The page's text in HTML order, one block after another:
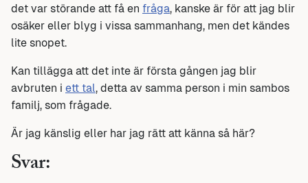
det var störande att få en fråga, kanske är för att jag blir
osäker eller blyg i vissa sammanhang, men det kändes
lite snopet.
Kan tillägga att det inte är första gången jag blir
avbruten i ett tal, detta av samma person i min sambos
familj, som frågade.
Är jag känslig eller har jag rätt att känna så här?
Svar: